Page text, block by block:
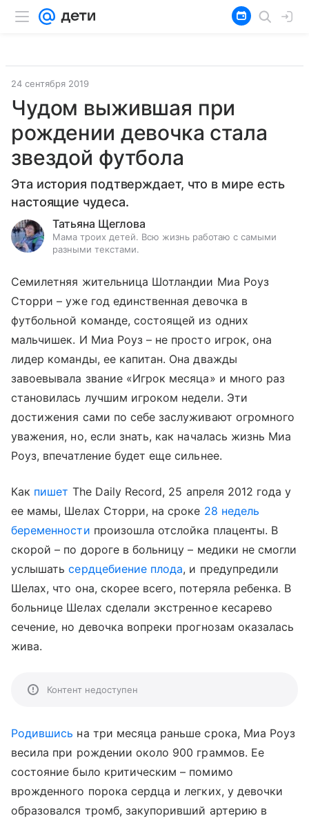
24 сентября 2019
Чудом выжившая при
рождении девочка стала
звездой футбола
Эта история подтверждает, что в мире есть
настоящие чудеса.
Татьяна Щеглова
Мама троих детей. Всю жизнь работаю с самыми
разными текстами.
Семилетняя жительница Шотландии Миа Роуз
Сторри – уже год единственная девочка в
футбольной команде, состоящей из одних
мальчишек. И Миа Роуз – не просто игрок, она
лидер команды, ее капитан. Она дважды
завоевывала звание «Игрок месяца» и много раз
становилась лучшим игроком недели. Эти
достижения сами по себе заслуживают огромного
уважения, но, если знать, как началась жизнь Миа
Роуз, впечатление будет еще сильнее.
Как пишет The Daily Record, 25 апреля 2012 года у
ее мамы, Шелах Сторри, на сроке 28 недель
беременности произошла отслойка плаценты. В
скорой – по дороге в больницу – медики не смогли
услышатьсердцебиение плода, и предупредили
Шелах, что она, скорее всего, потеряла ребенка. В
больнице Шелах сделали экстренное кесарево
сечение, но девочка вопреки прогнозам оказалась
жива.
Контент недоступен
Родившись на три месяца раньше срока, Миа Роуз
весила при рождении около 900 граммов. Ее
состояние было критическим – помимо
врожденного порока сердца и легких, у девочки
образовался тромб, закупоривший артерию в